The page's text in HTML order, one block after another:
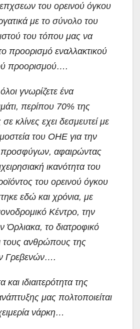
του ορεινού όγκου
με το σύνολο του
του τόπου μας να
προορισμό εναλλακτικού
προορισμού….
γνωρίζετε ένα
περίπου 70% της
κλίνες εχει δεσμευτεί με
του ΟΗΕ για την
προσφύγων, αφαιρώντας
ικανότητα του
του ορεινού όγκου
εδώ και χρόνια, με
Κέντρο, την
Όρλιακα, το διατροφικό
τους ανθρώπους της
Γρεβενών….
και ιδιαιτερότητα της
μας πολτοποιείται
νάρκη…